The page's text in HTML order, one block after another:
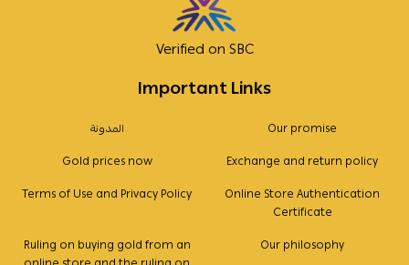
Important Links
المدونة
Our promise
Gold prices now
Exchange and return policy
Terms of Use and Privacy Policy
Online Store Authentication
Certificate
Ruling on buying gold from an
Our philosophy
Verified on SBC